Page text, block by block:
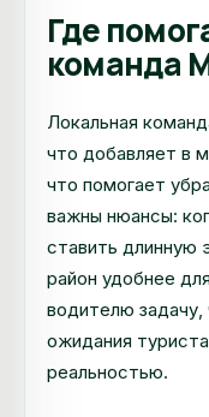
Где
команда
Локальная
что добавляет в
что помогает
важны нюансы:
ставить длинную
район удобнее
водителю задачу,
ожидания
реальностью.